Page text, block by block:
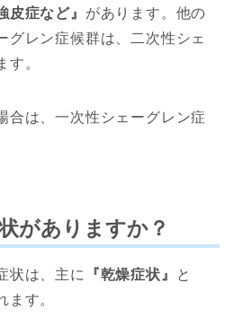
皮症など』 があります。他の
グレン症候群は、二次性シェ
す。
合は、一次性シェーグレン症
がありますか？
状は、主に 『乾燥症状』
と
ます。